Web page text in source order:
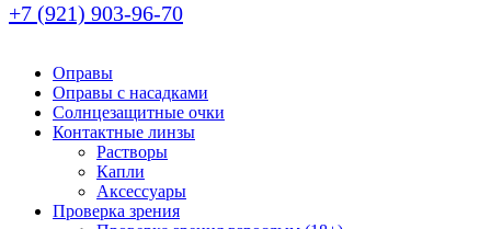
+7 (921) 903-96-70
Оправы
Оправы с насадками
Солнцезащитные очки
Контактные линзы
Растворы
Капли
Аксессуары
Проверка зрения